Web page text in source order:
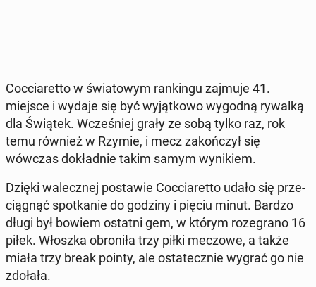
Coc­cia­ret­to w świa­to­wym ran­kin­gu zajmuje 41.
miejsce i wydaje się być wy­jąt­ko­wo wygodną rywalką
dla Świątek. Wcze­śniej grały ze sobą tylko raz, rok
temu również w Rzymie, i mecz za­koń­czył się
wówczas do­kład­nie takim samym wy­ni­kiem.
Dzięki wa­lecz­nej po­sta­wie Coc­cia­ret­to udało się prze­
cią­gnąć spo­tka­nie do godziny i pięciu minut. Bardzo
długi był bowiem ostatni gem, w którym ro­ze­gra­no 16
piłek. Włoszka obro­ni­ła trzy piłki meczowe, a także
miała trzy break pointy, ale osta­tecz­nie wygrać go nie
zdołała.